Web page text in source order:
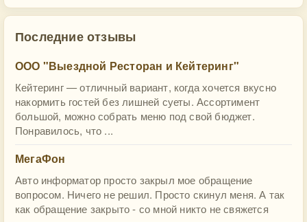
Последние отзывы
ООО "Выездной Ресторан и Кейтеринг"
Кейтеринг — отличный вариант, когда хочется вкусно
накормить гостей без лишней суеты. Ассортимент
большой, можно собрать меню под свой бюджет.
Понравилось, что ...
МегаФон
Авто информатор просто закрыл мое обращение
вопросом. Ничего не решил. Просто скинул меня. А так
как обращение закрыто - со мной никто не свяжется